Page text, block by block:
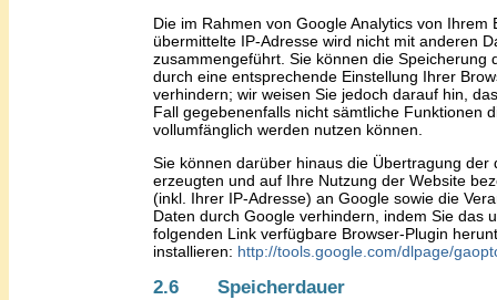
Die im Rahmen von Google Analytics von Ihrem
übermittelte IP-Adresse wird nicht mit anderen
zusammengeführt. Sie können die Speicherung
durch eine entsprechende Einstellung Ihrer
verhindern; wir weisen Sie jedoch darauf hin,
Fall gegebenenfalls nicht sämtliche Funktionen
vollumfänglich werden nutzen können.
Sie können darüber hinaus die Übertragung der
erzeugten und auf Ihre Nutzung der Website
(inkl. Ihrer IP-Adresse) an Google sowie die
Daten durch Google verhindern, indem Sie das
folgenden Link verfügbare Browser-Plugin
installieren: http://tools.google.com/dlpage/
2.6 Speicherdauer